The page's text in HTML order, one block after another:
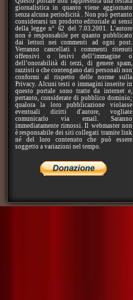
giornalistica in quanto viene aggiornato
senza alcuna periodicità . Non può pertanto
considerarsi un prodotto editoriale ai sensi
della legge n° 62 del 7.03.2001. L'autore
non è responsabile per quanto pubblicato
dai lettori nei commenti ad ogni post.
Verranno cancellati i commenti ritenuti
offensivi o lesivi dell’immagine o
dell’onorabilità di terzi, di genere spam,
razzisti o che contengano dati personali non
conformi al rispetto delle norme sulla
Privacy. Alcuni testi o immagini inserite in
questo portale sono tratte da internet e,
pertanto, considerate di pubblico dominio;
qualora la loro pubblicazione violasse
eventuali diritti d'autore, vogliate
comunicarlo via email. Saranno
immediatamente rimossi. Il webmaster non
è responsabile dei siti collegati tramite link
né del loro contenuto che può essere
soggetto a variazioni nel tempo.